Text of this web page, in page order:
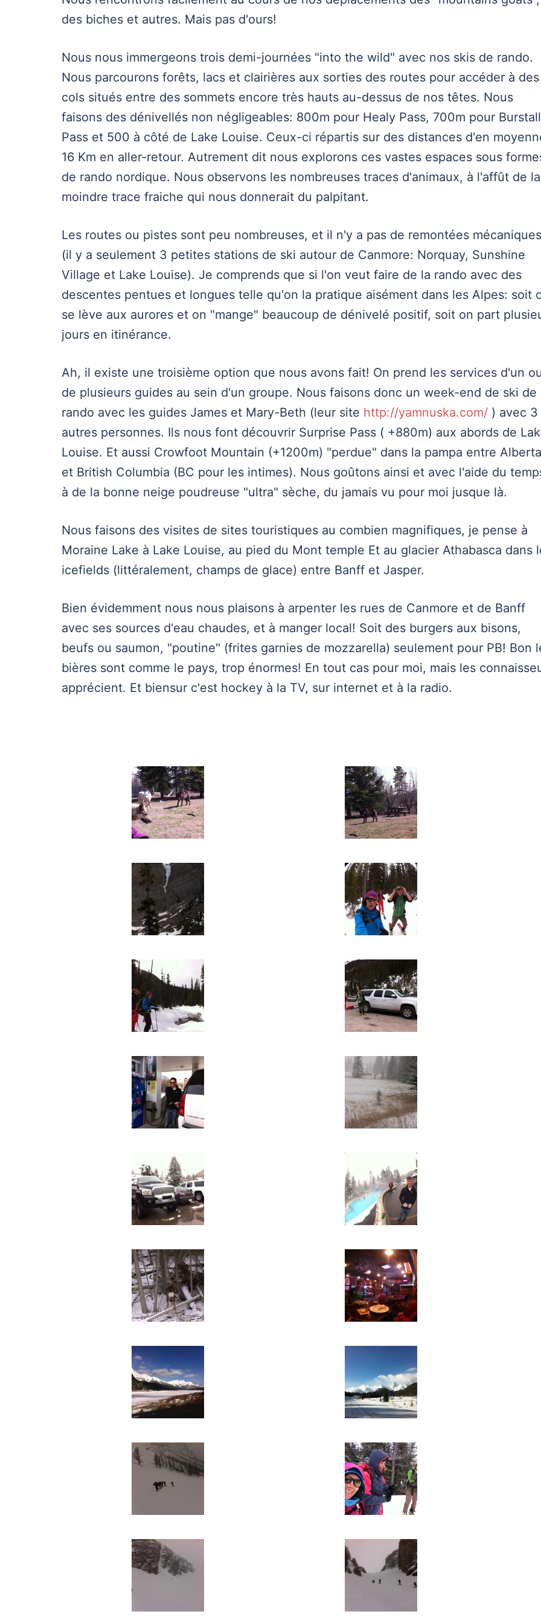
des biches et autres. Mais pas d'ours!
Nous nous immergeons trois demi-journées "into the wild" avec nos skis de rando.
Nous parcourons forêts, lacs et clairières aux sorties des routes pour accéder à des
cols situés entre des sommets encore très hauts au-dessus de nos têtes. Nous
faisons des dénivellés non négligeables: 800m pour Healy Pass, 700m pour Burstall
Pass et 500 à côté de Lake Louise. Ceux-ci répartis sur des distances d'en
16 Km en aller-retour. Autrement dit nous explorons ces vastes espaces sous
de rando nordique. Nous observons les nombreuses traces d'animaux, à l'affût de la
moindre trace fraiche qui nous donnerait du palpitant.
Les routes ou pistes sont peu nombreuses, et il n'y a pas de remontées mécaniques
(il y a seulement 3 petites stations de ski autour de Canmore: Norquay, Sunshine
Village et Lake Louise). Je comprends que si l'on veut faire de la rando avec des
descentes pentues et longues telle qu'on la pratique aisément dans les Alpes: soit
se lève aux aurores et on "mange" beaucoup de dénivelé positif, soit on part
jours en itinérance.
Ah, il existe une troisième option que nous avons fait! On prend les services d'un ou
de plusieurs guides au sein d'un groupe. Nous faisons donc un week-end de ski de
rando avec les guides James et Mary-Beth (leur site http://yamnuska.com/ ) avec 3
autres personnes. Ils nous font découvrir Surprise Pass ( +880m) aux abords de
Louise. Et aussi Crowfoot Mountain (+1200m) "perdue" dans la pampa entre Alberta
et British Columbia (BC pour les intimes). Nous goûtons ainsi et avec l'aide du
à de la bonne neige poudreuse "ultra" sèche, du jamais vu pour moi jusque là.
Nous faisons des visites de sites touristiques au combien magnifiques, je pense à
Moraine Lake à Lake Louise, au pied du Mont temple Et au glacier Athabasca dans
icefields (littéralement, champs de glace) entre Banff et Jasper.
Bien évidemment nous nous plaisons à arpenter les rues de Canmore et de Banff
avec ses sources d'eau chaudes, et à manger local! Soit des burgers aux bisons,
beufs ou saumon, "poutine" (frites garnies de mozzarella) seulement pour PB! Bon
bières sont comme le pays, trop énormes! En tout cas pour moi, mais les
apprécient. Et biensur c'est hockey à la TV, sur internet et à la radio.